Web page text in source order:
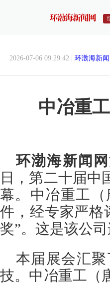
2026-07-06 09:29:42 | 环渤海新闻
中冶重
环渤海新闻
日，第二十届中
幕。中冶重工
件，经专家严格
奖”。这是该公
本届展会汇
技。中冶重工（